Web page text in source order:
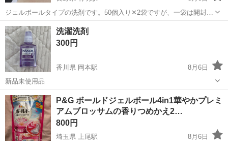
ジェルボールタイプの洗剤です。50個入り✕2袋ですが、一袋は開封し
３個使いました。 残りは９７個です。 今週初めに購入しましたが、他
に洗剤をいただいたのでこちらで投稿させていただきます。 取りに来
てくださるかでお願いいた...
長野 安曇野市 有明駅
洗濯洗剤
300円
香川県 岡本駅
8月6日
新品未使用品
香川 高松市 岡本駅 洗濯用品
P&G ボールドジェルボール4in1華やかプレミ
アムブロッサムの香りつめかえ2…
800円
埼玉県 上尾駅
8月6日